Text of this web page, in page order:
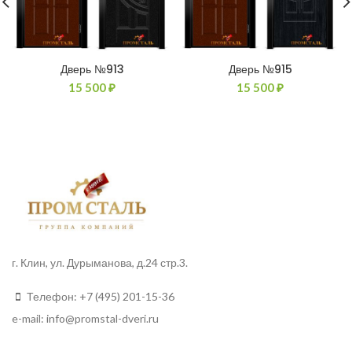
Дверь №913
15 500₽
Дверь №915
15 500₽
г. Клин, ул. Дурыманова, д.24 стр.3.
Телефон: +7 (495) 201-15-36
e-mail: info@promstal-dveri.ru